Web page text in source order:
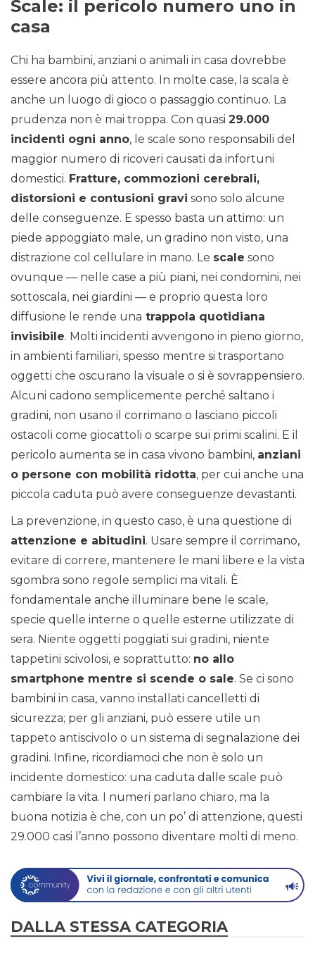
Scale: il pericolo numero uno in
casa
Chi ha bambini, anziani o animali in casa dovrebbe
essere ancora più attento. In molte case, la scala è
anche un luogo di gioco o passaggio continuo. La
prudenza non è mai troppa. Con quasi 29.000
incidenti ogni anno, le scale sono responsabili del
maggior numero di ricoveri causati da infortuni
domestici. Fratture, commozioni cerebrali,
distorsioni e contusioni gravi sono solo alcune
delle conseguenze. E spesso basta un attimo: un
piede appoggiato male, un gradino non visto, una
distrazione col cellulare in mano. Le scale sono
ovunque — nelle case a più piani, nei condomini, nei
sottoscala, nei giardini — e proprio questa loro
diffusione le rende una trappola quotidiana
invisibile. Molti incidenti avvengono in pieno giorno,
in ambienti familiari, spesso mentre si trasportano
oggetti che oscurano la visuale o si è sovrappensiero.
Alcuni cadono semplicemente perché saltano i
gradini, non usano il corrimano o lasciano piccoli
ostacoli come giocattoli o scarpe sui primi scalini. E il
pericolo aumenta se in casa vivono bambini, anziani
o persone con mobilità ridotta, per cui anche una
piccola caduta può avere conseguenze devastanti.
La prevenzione, in questo caso, è una questione di
attenzione e abitudini. Usare sempre il corrimano,
evitare di correre, mantenere le mani libere e la vista
sgombra sono regole semplici ma vitali. È
fondamentale anche illuminare bene le scale,
specie quelle interne o quelle esterne utilizzate di
sera. Niente oggetti poggiati sui gradini, niente
tappetini scivolosi, e soprattutto: no allo
smartphone mentre si scende o sale. Se ci sono
bambini in casa, vanno installati cancelletti di
sicurezza; per gli anziani, può essere utile un
tappeto antiscivolo o un sistema di segnalazione dei
gradini. Infine, ricordiamoci che non è solo un
incidente domestico: una caduta dalle scale può
cambiare la vita. I numeri parlano chiaro, ma la
buona notizia è che, con un po’ di attenzione, questi
29.000 casi l’anno possono diventare molti di meno.
DALLA STESSA CATEGORIA